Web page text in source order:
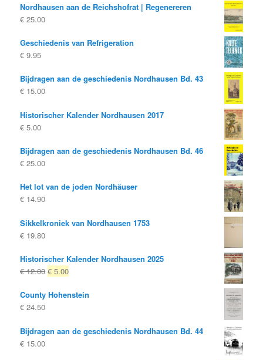
Nordhausen aan de Reichshofrat | Regenereren
€ 25.00
Geschiedenis van Refrigeration
€ 9.95
Bijdragen aan de geschiedenis Nordhausen Bd. 43
€ 15.00
Historischer Kalender Nordhausen 2017
€ 5.00
Bijdragen aan de geschiedenis Nordhausen Bd. 46
€ 25.00
Het lot van de joden Nordhäuser
€ 14.90
Sikkelkroniek van Nordhausen 1753
€ 19.80
Historischer Kalender Nordhausen 2025
€12.00 Oorspronkelijke
was:
€ 5.00Huidige
is:
County Hohenstein
€ 24.50
Bijdragen aan de geschiedenis Nordhausen Bd. 44
€ 15.00